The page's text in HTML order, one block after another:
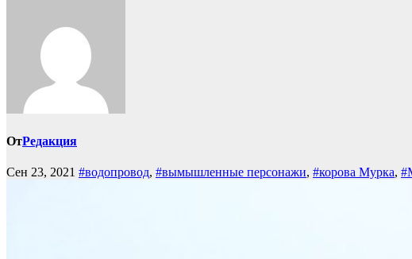
ОтРедакция
Сен 23, 2021 #водопровод, #вымышленные персонажи, #корова Мурка,